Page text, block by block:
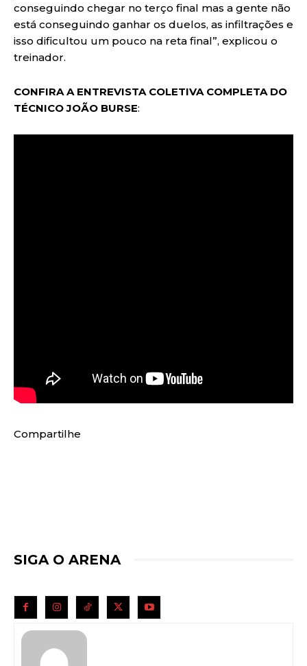
conseguindo chegar no terço final mas a gente não
está conseguindo ganhar os duelos, as infiltrações e
isso dificultou um pouco na reta final”, explicou o
treinador.
CONFIRA A ENTREVISTA COLETIVA COMPLETA DO
TÉCNICO JOÃO BURSE:
Compartilhe
SIGA O ARENA